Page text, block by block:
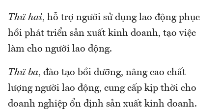
Thứ hai, hỗ trợ người sử dụng lao động phục
hồi phát triển sản xuất kinh doanh, tạo việc
làm cho người lao động.
Thứ ba, đào tạo bồi dưỡng, nâng cao chất
lượng người lao động, cung cấp kịp thời cho
doanh nghiệp ổn định sản xuất kinh doanh.